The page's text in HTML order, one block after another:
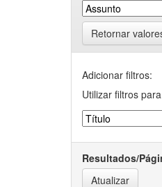
Retornar
Adicionar filtros:
Utilizar filtros
Resultados/